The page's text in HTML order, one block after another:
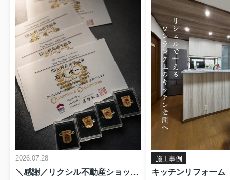
2026.07.28
＼感謝／リクシル不動産ショップ全国大会にて4年連続Top Realtor Achieversに選ばれました♪
施工事例
キッチンリフォーム